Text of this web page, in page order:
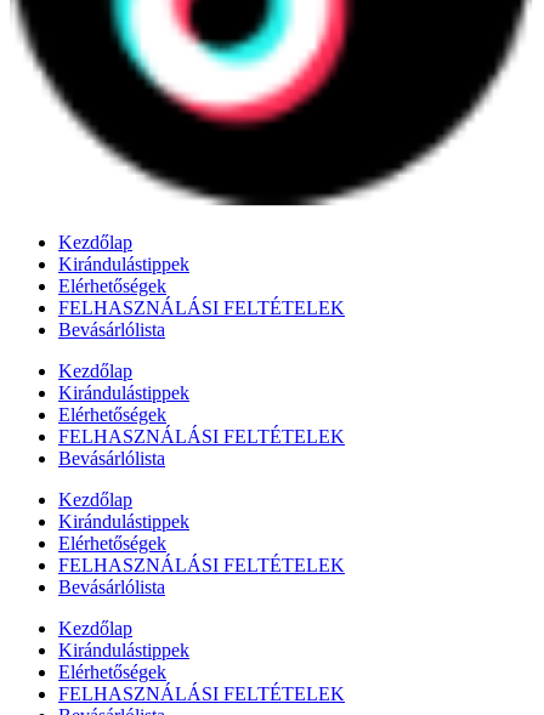
Kezdőlap
Kirándulástippek
Elérhetőségek
FELHASZNÁLÁSI FELTÉTELEK
Bevásárlólista
Kezdőlap
Kirándulástippek
Elérhetőségek
FELHASZNÁLÁSI FELTÉTELEK
Bevásárlólista
Kezdőlap
Kirándulástippek
Elérhetőségek
FELHASZNÁLÁSI FELTÉTELEK
Bevásárlólista
Kezdőlap
Kirándulástippek
Elérhetőségek
FELHASZNÁLÁSI FELTÉTELEK